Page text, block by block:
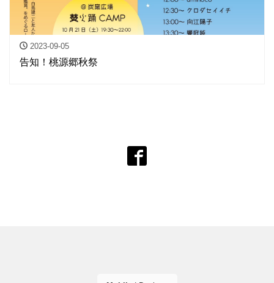
2023-09-05
告知！桃源郷秋祭